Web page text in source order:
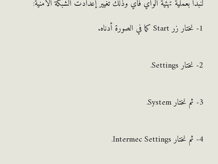
بعملية تهئية الواي فاي وذلك تغيير إعدادت الشبكة الأمنية: